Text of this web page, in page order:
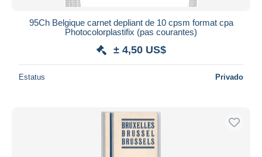
95Ch Belgique carnet depliant de 10 cpsm format cpa
Photocolorplastifix (pas courantes)
± 4,50 US$
Estatus Privado